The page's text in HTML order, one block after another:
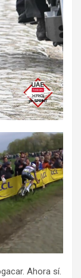
Ahora sí.